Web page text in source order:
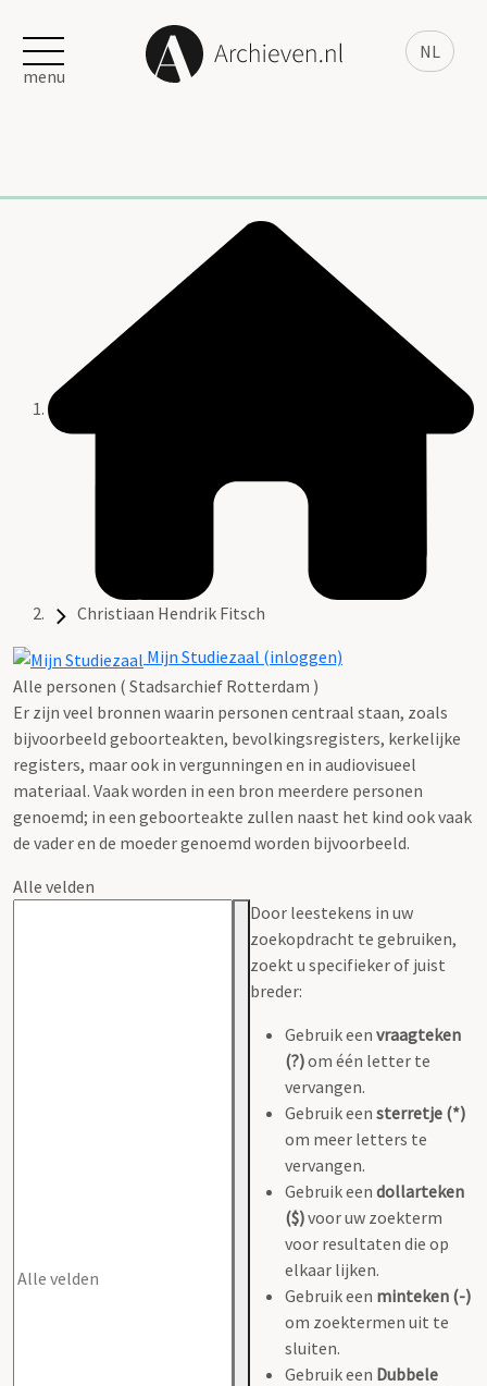
NL
menu
Christiaan Hendrik Fitsch
Mijn Studiezaal (inloggen)
Alle personen ( Stadsarchief Rotterdam )
Er zijn veel bronnen waarin personen centraal staan, zoals
bijvoorbeeld geboorteakten, bevolkingsregisters, kerkelijke
registers, maar ook in vergunningen en in audiovisueel
materiaal. Vaak worden in een bron meerdere personen
genoemd; in een geboorteakte zullen naast het kind ook vaak
de vader en de moeder genoemd worden bijvoorbeeld.
Alle velden
Door leestekens in uw
zoekopdracht te gebruiken,
zoekt u specifieker of juist
breder:
Gebruik een vraagteken
(?)om één letter te
vervangen.
Gebruik een sterretje (*)
om meer letters te
vervangen.
Gebruik een dollarteken
($)voor uw zoekterm
voor resultaten die op
elkaar lijken.
Gebruik een minteken (-)
om zoektermen uit te
sluiten.
Gebruik een Dubbele